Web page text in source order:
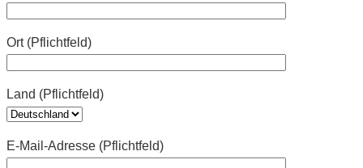
Ort (Pflichtfeld)
Land (Pflichtfeld)
E-Mail-Adresse (Pflichtfeld)